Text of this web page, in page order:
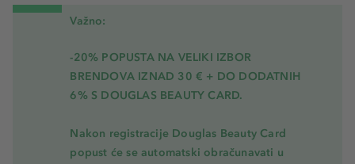
Važno:
-20% POPUSTA NA VELIKI IZBOR
BRENDOVA IZNAD 30 € + DO DODATNIH
6% S DOUGLAS BEAUTY CARD.
Nakon registracije Douglas Beauty Card
popust će se automatski obračunavati u